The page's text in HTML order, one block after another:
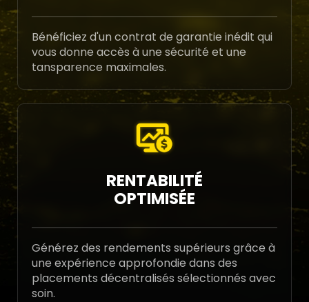
Bénéficiez d'un contrat de garantie inédit qui
vous donne accès à une sécurité et une
tansparence maximales.
RENTABILITÉ
OPTIMISÉE
Générez des rendements supérieurs grâce à
une expérience approfondie dans des
placements décentralisés sélectionnés avec
soin.